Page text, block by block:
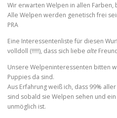
Wir erwarten Welpen in allen Farben,
Alle Welpen werden genetisch frei
PRA
Eine Interessentenliste für diesen
volldoll (!!!!!), dass sich liebe alte
Unsere Welpeninteressenten bitten
Puppies da sind.
Aus Erfahrung weiß ich, dass 99%
sind sobald sie Welpen sehen und
unmöglich ist.